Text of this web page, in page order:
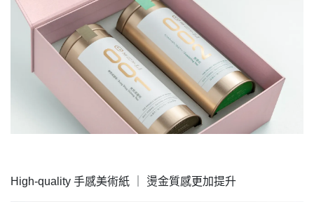
High-quality 手感美術紙 ｜ 燙金質感更加提升